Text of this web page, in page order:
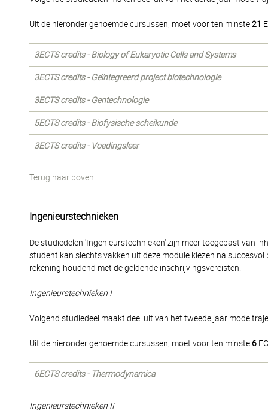
Uit de hieronder genoemde cursussen, moet voor ten minste21
3ECTS credits - Biology of Eukaryotic Cells and Systems
3ECTS credits - Geïntegreerd project biotechnologie
3ECTS credits - Gentechnologie
5ECTS credits - Biofysische scheikunde
3ECTS credits - Voedingsleer
Terug naar boven
Ingenieurstechnieken
De studiedelen 'Ingenieurstechnieken' zijn meer toegepast van
student kan slechts vakken uit deze module kiezen na
rekening houdend met de geldende inschrijvingsvereisten.
Ingenieurstechnieken I
Volgend studiedeel maakt deel uit van het tweede jaar
Uit de hieronder genoemde cursussen, moet voor ten minste6
6ECTS credits - Thermodynamica
Ingenieurstechnieken II